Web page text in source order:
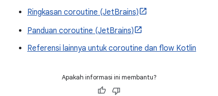
Ringkasan coroutine (JetBrains)
Panduan coroutine (JetBrains)
Referensi lainnya untuk coroutine dan flow Kotlin
Apakah informasi ini membantu?